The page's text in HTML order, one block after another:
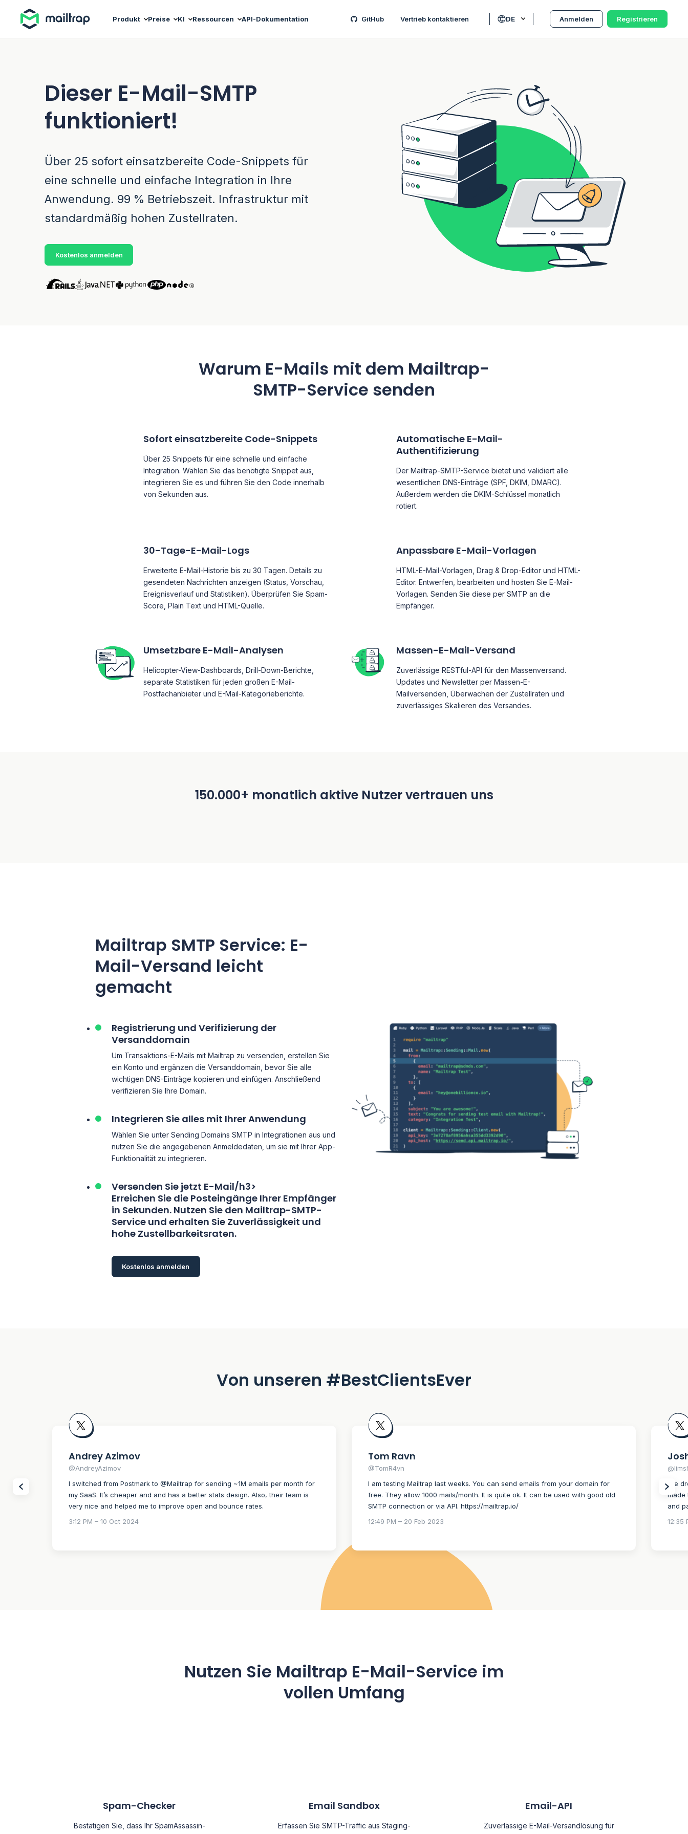
Produkt Preise KI Ressourcen API-Dokumentation GitHub Vertrieb kontaktieren DE Anmelden Registrieren
Dieser E-Mail-SMTP
funktioniert!
Über 25 sofort einsatzbereite Code-Snippets für
eine schnelle und einfache Integration in Ihre
Anwendung. 99 % Betriebszeit. Infrastruktur mit
standardmäßig hohen Zustellraten.
Kostenlos anmelden
Warum E-Mails mit dem Mailtrap-
SMTP-Service senden
Sofort einsatzbereite Code-Snippets
Über 25 Snippets für eine schnelle und einfache
Integration. Wählen Sie das benötigte Snippet aus,
integrieren Sie es und führen Sie den Code innerhalb
von Sekunden aus.
Automatische E-Mail-
Authentifizierung
Der Mailtrap-SMTP-Service bietet und validiert alle
wesentlichen DNS-Einträge (SPF, DKIM, DMARC).
Außerdem werden die DKIM-Schlüssel monatlich
rotiert.
30-Tage-E-Mail-Logs
Erweiterte E-Mail-Historie bis zu 30 Tagen. Details zu
gesendeten Nachrichten anzeigen (Status, Vorschau,
Ereignisverlauf und Statistiken). Überprüfen Sie Spam-
Score, Plain Text und HTML-Quelle.
Anpassbare E-Mail-Vorlagen
HTML-E-Mail-Vorlagen, Drag & Drop-Editor und HTML-
Editor. Entwerfen, bearbeiten und hosten Sie E-Mail-
Vorlagen. Senden Sie diese per SMTP an die
Empfänger.
Umsetzbare E-Mail-Analysen
Helicopter-View-Dashboards, Drill-Down-Berichte,
separate Statistiken für jeden großen E-Mail-
Postfachanbieter und E-Mail-Kategorieberichte.
Massen-E-Mail-Versand
Zuverlässige RESTful-API für den Massenversand.
Updates und Newsletter per Massen-E-
Mailversenden, Überwachen der Zustellraten und
zuverlässiges Skalieren des Versandes.
150.000+ monatlich aktive Nutzer vertrauen uns
Mailtrap SMTP Service: E-
Mail-Versand leicht
gemacht
Registrierung und Verifizierung der
Versanddomain
Um Transaktions-E-Mails mit Mailtrap zu versenden, erstellen Sie
ein Konto und ergänzen die Versanddomain, bevor Sie alle
wichtigen DNS-Einträge kopieren und einfügen. Anschließend
verifizieren Sie Ihre Domain.
Integrieren Sie alles mit Ihrer Anwendung
Wählen Sie unter Sending Domains SMTP in Integrationen aus und
nutzen Sie die angegebenen Anmeldedaten, um sie mit Ihrer App-
Funktionalität zu integrieren.
Versenden Sie jetzt E-Mail/h3>
Erreichen Sie die Posteingänge Ihrer Empfänger
in Sekunden. Nutzen Sie den Mailtrap-SMTP-
Service und erhalten Sie Zuverlässigkeit und
hohe Zustellbarkeitsraten.
Kostenlos anmelden
Von unseren #BestClientsEver
Andrey Azimov
@AndreyAzimov
I switched from Postmark to @Mailtrap for sending ~1M emails per month for
my SaaS. It’s cheaper and and has a better stats design. Also, their team is
very nice and helped me to improve open and bounce rates.
3:12 PM – 10 Oct 2024
Tom Ravn
@TomR4vn
I am testing Mailtrap last weeks. You can send emails from your domain for
free. They allow 1000 mails/month. It is quite ok. It can be used with good old
SMTP connection or via API. https://mailtrap.io/
12:49 PM – 20 Feb 2023
I’ve
made
and
12:35
Nutzen Sie Mailtrap E-Mail-Service im
vollen Umfang
Spam-Checker
Bestätigen Sie, dass Ihr SpamAssassin-
Email Sandbox
Erfassen Sie SMTP-Traffic aus Staging-
Email-API
Zuverlässige E-Mail-Versandlösung für